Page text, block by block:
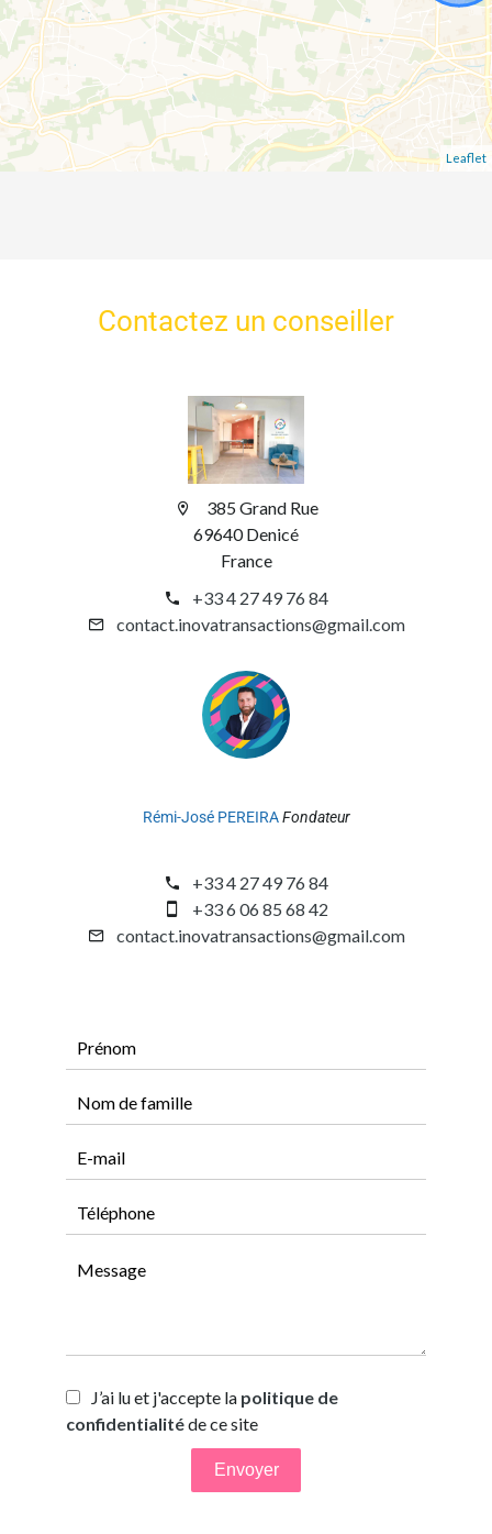
Leaflet
Contactez un conseiller
385 Grand Rue
69640 Denicé
France
+33 4 27 49 76 84
contact.inovatransactions@gmail.com
Rémi-José PEREIRAFondateur
+33 4 27 49 76 84
+33 6 06 85 68 42
contact.inovatransactions@gmail.com
J’ai lu et j'accepte la politique de
confidentialitéde ce site
Envoyer